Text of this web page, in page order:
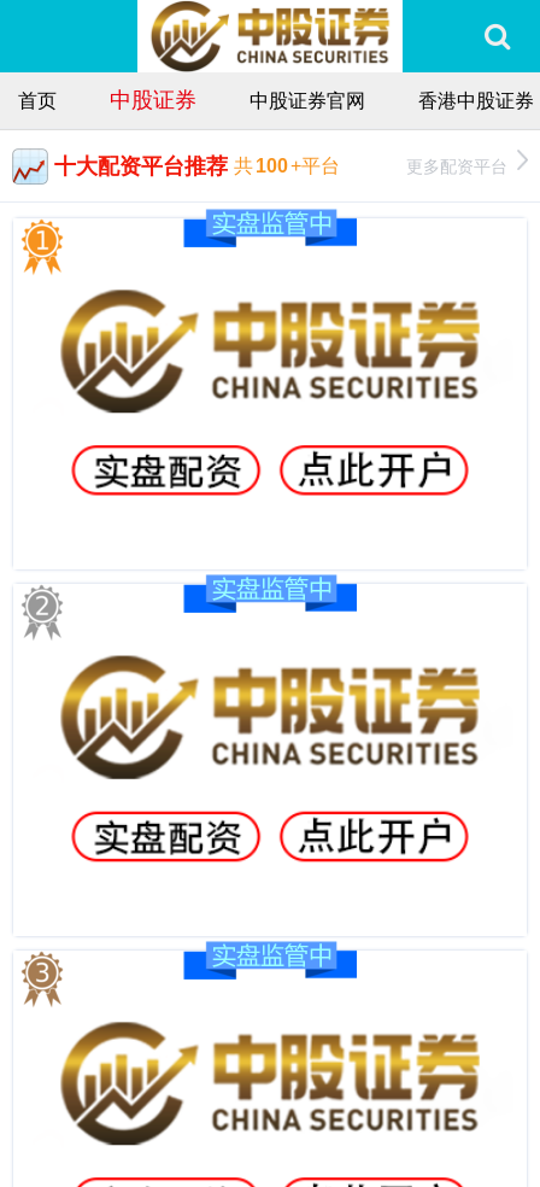
首页 中股证券 中股证券官网 香港中股证券
十大配资平台推荐 共100+平台 更多配资平台